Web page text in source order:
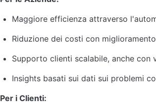
Maggiore efficienza attraverso
Riduzione dei costi con
Supporto clienti scalabile, anche con
Insights basati sui dati sui problemi
Per i Clienti: